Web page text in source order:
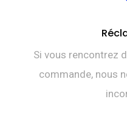
Si vous rencontrez
commande, nous